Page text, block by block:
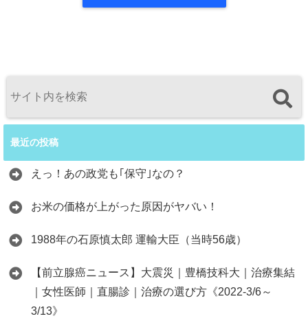
最近の投稿
えっ！あの政党も｢保守｣なの？
お米の価格が上がった原因がヤバい！
1988年の石原慎太郎 運輸大臣（当時56歳）
【前立腺癌ニュース】大震災｜豊橋技科大｜治療集結
｜女性医師｜直腸診｜治療の選び方《2022-3/6～
3/13》